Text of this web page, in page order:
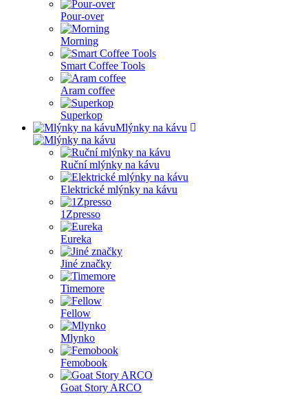
Pour-over
Morning
Smart Coffee Tools
Aram coffee
Superkop
Mlýnky na kávu
Ruční mlýnky na kávu
Elektrické mlýnky na kávu
1Zpresso
Eureka
Jiné značky
Timemore
Fellow
Mlynko
Femobook
Goat Story ARCO